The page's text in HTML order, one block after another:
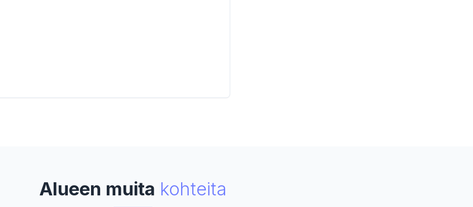
Alueen muita kohteita